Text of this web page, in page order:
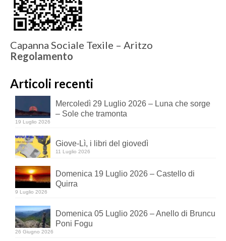
Capanna Sociale Texile – Aritzo
Regolamento
Articoli recenti
Mercoledì 29 Luglio 2026 – Luna che sorge
– Sole che tramonta
19 Luglio 2026
Giove-Lì, i libri del giovedì
11 Luglio 2026
Domenica 19 Luglio 2026 – Castello di
Quirra
9 Luglio 2026
Domenica 05 Luglio 2026 – Anello di Bruncu
Poni Fogu
26 Giugno 2026